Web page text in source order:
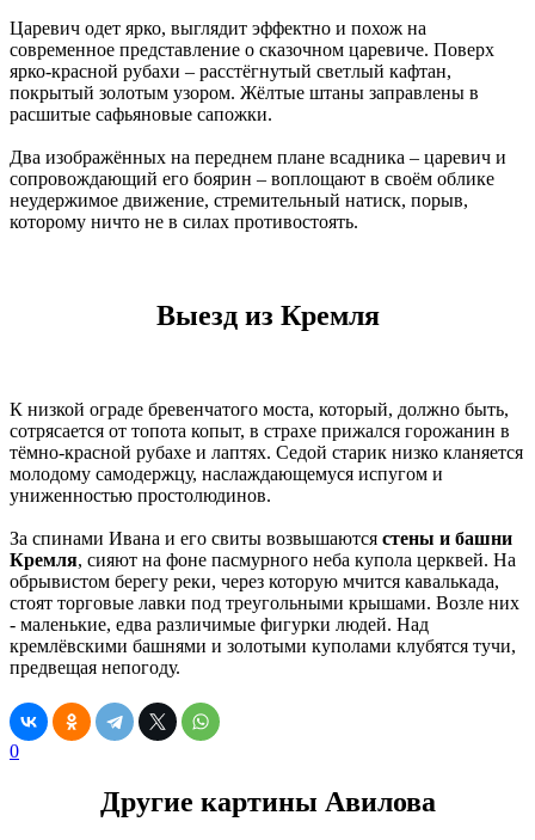
Царевич одет ярко, выглядит эффектно и похож на
современное представление о сказочном царевиче. Поверх
ярко-красной рубахи – расстёгнутый светлый кафтан,
покрытый золотым узором. Жёлтые штаны заправлены в
расшитые сафьяновые сапожки.
Два изображённых на переднем плане всадника – царевич и
сопровождающий его боярин – воплощают в своём облике
неудержимое движение, стремительный натиск, порыв,
которому ничто не в силах противостоять.
Выезд из Кремля
К низкой ограде бревенчатого моста, который, должно быть,
сотрясается от топота копыт, в страхе прижался горожанин в
тёмно-красной рубахе и лаптях. Седой старик низко кланяется
молодому самодержцу, наслаждающемуся испугом и
униженностью простолюдинов.
За спинами Ивана и его свиты возвышаются стены и башни
Кремля, сияют на фоне пасмурного неба купола церквей. На
обрывистом берегу реки, через которую мчится кавалькада,
стоят торговые лавки под треугольными крышами. Возле них
- маленькие, едва различимые фигурки людей. Над
кремлёвскими башнями и золотыми куполами клубятся тучи,
предвещая непогоду.
0
Другие картины Авилова